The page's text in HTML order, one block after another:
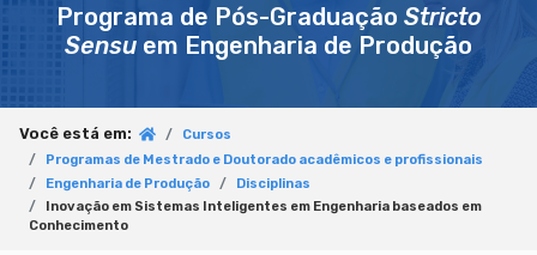
Programa de Pós-Graduação Stricto
Sensu em Engenharia de Produção
Você está em:
Cursos
Programas de Mestrado e Doutorado acadêmicos e profissionais
Engenharia de Produção
Disciplinas
Inovação em Sistemas Inteligentes em Engenharia baseados em
Conhecimento